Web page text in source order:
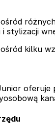
i stylizacji
kilku
oferuje